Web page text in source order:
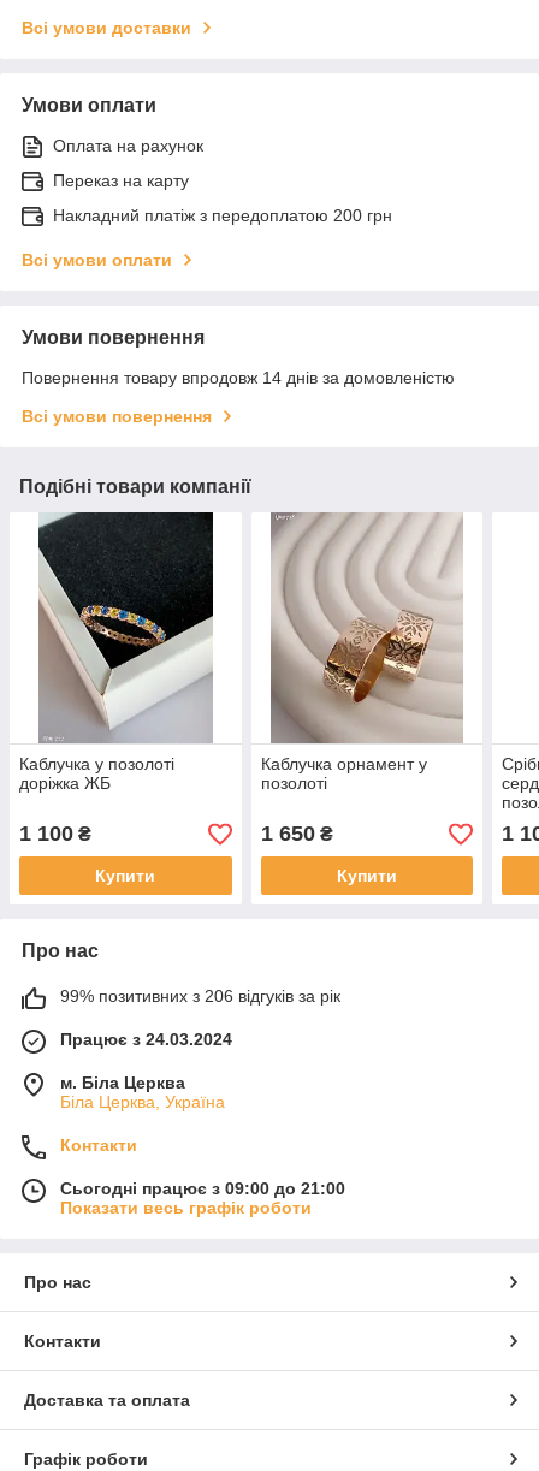
Всі умови доставки
Умови оплати
Оплата на рахунок
Переказ на карту
Накладний платіж з передоплатою 200 грн
Всі умови оплати
Умови повернення
Повернення товару впродовж 14 днів за домовленістю
Всі умови повернення
Подібні товари компанії
Каблучка у позолоті
доріжка ЖБ
1 100 ₴
Купити
Каблучка орнамент у
позолоті
1 650₴
Купити
1
Про нас
99% позитивних з 206 відгуків за рік
Працює з 24.03.2024
м. Біла Церква
Біла Церква, Україна
Контакти
Сьогодні працює з 09:00 до 21:00
Показати весь графік роботи
Про нас
Контакти
Доставка та оплата
Графік роботи